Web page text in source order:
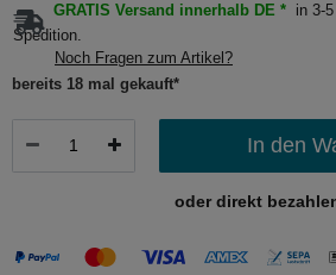
GRATIS Versand innerhalb DE *
in 3-
Spedition.
Noch Fragen zum Artikel?
bereits 18 mal gekauft*
In den
oder direkt